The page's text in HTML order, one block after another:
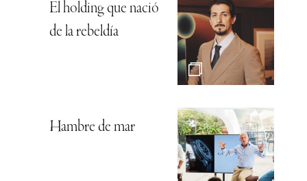
El holding que nació
de la rebeldía
Hambre de mar